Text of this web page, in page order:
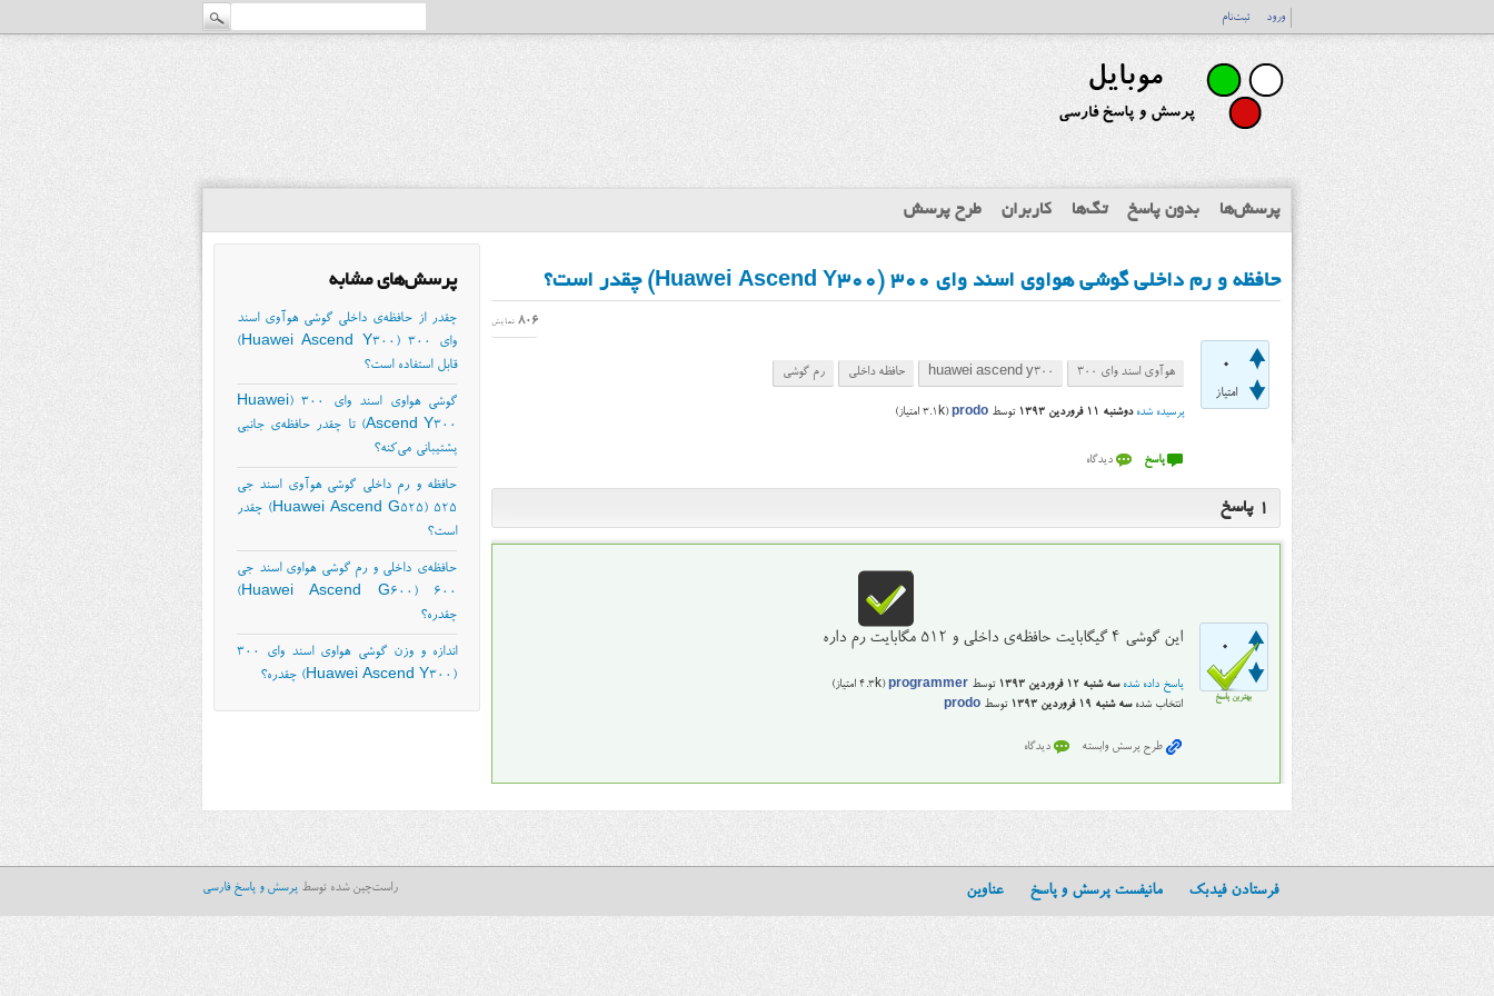
ورود ثبت‌نام
پرسش‌ها بدون پاسخ تگ‌ها کاربران طرح پرسش
پرسش‌های مشابه
چقدر از حافظه‌ی داخلی گوشی هوآوی اسند
وای ۳۰۰ (Huawei Ascend Y300)
قابل استفاده است؟
گوشی هواوی اسند وای ۳۰۰ (Huawei
Ascend Y300) تا چقدر حافظه‌ی جانبی
پشتیبانی می‌کنه؟
حافظه و رم داخلی گوشی هوآوی اسند جی
۵۲۵ (Huawei Ascend G525) چقدر
است؟
حافظه‌ی داخلی و رم گوشی هواوی اسند جی
۶۰۰ (Huawei Ascend G600)
چقدره؟
اندازه و وزن گوشی هواوی اسند وای ۳۰۰
(Huawei Ascend Y300) چقدره؟
حافظه و رم داخلی گوشی هواوی اسند وای ۳۰۰ (Huawei Ascend Y300) چقدر است؟
0
امتیاز
806 نمایش
هوآوی اسند وای ۳۰۰ huawei ascend y300 حافظه داخلی رم گوشی
پرسیده شده دوشنبه ۱۱ فروردین ۱۳۹۳ توسط prodo
(
3.1k امتیاز)
1 پاسخ
0
امتیاز
بهترین پاسخ
این گوشی ۴ گیگابایت حافظه‌ی داخلی و ۵۱۲ مگابایت رم داره
پاسخ داده شده سه شنبه ۱۲ فروردین ۱۳۹۳ توسط programmer
(
4.3k امتیاز)
انتخاب شده سه شنبه ۱۹ فروردین ۱۳۹۳ توسط prodo
فرستادن فیدبک مانیفست پرسش و پاسخ عناوین راست‌چین شده توسط پرسش و پاسخ فارسی